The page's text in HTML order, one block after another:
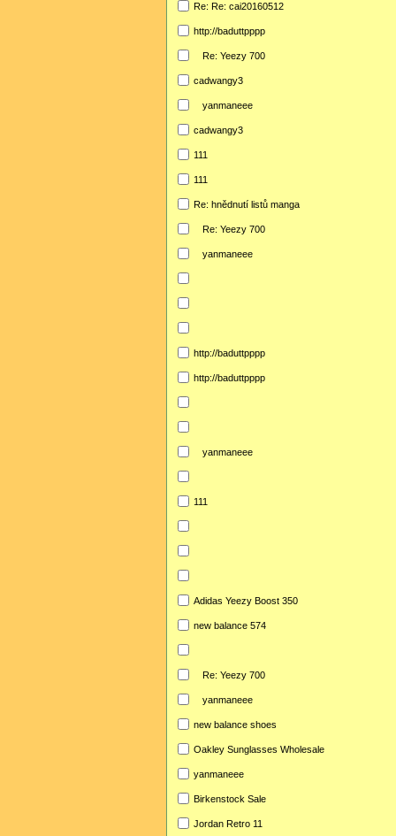
Re: Re: cai20160512
http://baduttpppp
Re: Yeezy 700
cadwangy3
yanmaneee
cadwangy3
111
111
Re: hnědnutí listů manga
Re: Yeezy 700
yanmaneee
http://baduttpppp
http://baduttpppp
yanmaneee
111
Adidas Yeezy Boost 350
new balance 574
Re: Yeezy 700
yanmaneee
new balance shoes
Oakley Sunglasses Wholesale
yanmaneee
Birkenstock Sale
Jordan Retro 11